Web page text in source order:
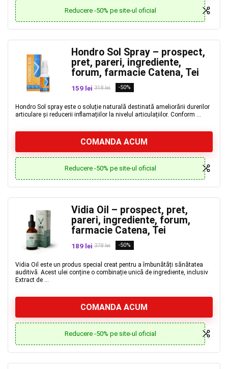
Reducere -50% pe site-ul oficial
Hondro Sol Spray – prospect,
pret, pareri, ingrediente,
forum, farmacie Catena, Tei
159 lei 318 lei -50%
Hondro Sol spray este o soluție naturală destinată ameliorării durerilor
articulare și reducerii inflamațiilor la nivelul articulațiilor. Conform ...
COMANDA ACUM
Reducere -50% pe site-ul oficial
Vidia Oil – prospect, pret,
pareri, ingrediente, forum,
farmacie Catena, Tei
189 lei 378 lei -50%
Vidia Oil este un produs special creat pentru a îmbunătăți sănătatea
auditivă. Acest ulei conține o combinație unică de ingrediente, inclusiv
Extract de ...
COMANDA ACUM
Reducere -50% pe site-ul oficial